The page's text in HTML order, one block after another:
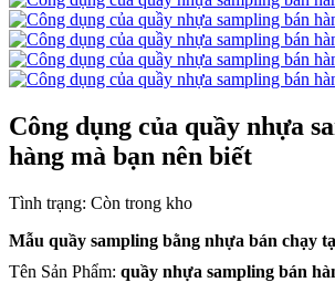
Công dụng của quầy nhựa
hàng mà bạn nên biết
Tình trạng: Còn trong kho
Mẫu quầy sampling bằng nhựa bán chạy
Tên Sản Phẩm: quầy nhựa sampling bán